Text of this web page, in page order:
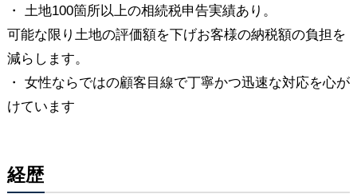
・ 土地100箇所以上の相続税申告実績あり。
可能な限り土地の評価額を下げお客様の納税額の負担を
減らします。
・ 女性ならではの顧客目線で丁寧かつ迅速な対応を心が
けています
経歴